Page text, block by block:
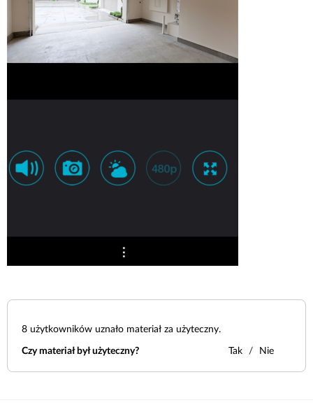
8 użytkowników uznało materiał za użyteczny.
Czy materiał był użyteczny? Tak Nie